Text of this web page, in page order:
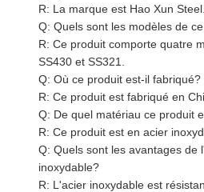
R: La marque est Hao Xun Steel.
Q: Quels sont les modèles de
R: Ce produit comporte quatre
SS430 et SS321.
Q: Où ce produit est-il fabriqué?
R: Ce produit est fabriqué en
Q: De quel matériau ce produit
R: Ce produit est en acier
Q: Quels sont les avantages de
inoxydable?
R: L'acier inoxydable est